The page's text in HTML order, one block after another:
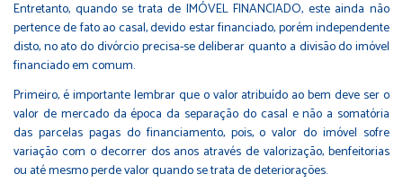
Entretanto, quando se trata de IMÓVEL FINANCIADO, este ainda não
pertence de fato ao casal, devido estar financiado, porém independente
disto, no ato do divórcio precisa-se deliberar quanto a divisão do imóvel
financiado em comum.
Primeiro, é importante lembrar que o valor atribuído ao bem deve ser o
valor de mercado da época da separação do casal e não a somatória
das parcelas pagas do financiamento, pois, o valor do imóvel sofre
variação com o decorrer dos anos através de valorização, benfeitorias
ou até mesmo perde valor quando se trata de deteriorações.